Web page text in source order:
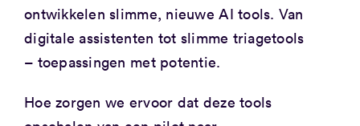
ontwikkelen slimme, nieuwe AI tools. Van
digitale assistenten tot slimme triagetools
– toepassingen met potentie.
Hoe zorgen we ervoor dat deze tools